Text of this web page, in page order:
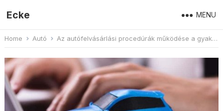
Ecke MENU
Home Autó Az autófelvásárlási procedúrák működése a gyakorlatban